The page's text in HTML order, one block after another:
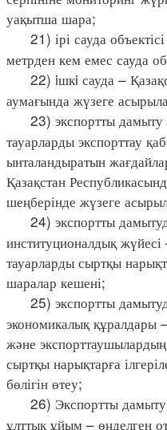
уақытша шара;
21) ірі сауда
метрден кем емес сауда
22) iшкi сауда –
аумағында жүзеге
23) экспортты дамыту
тауарларды экспорттау
ынталандыратын
Қазақстан
шеңберінде жүзеге
24) экспортты
институционалдық
тауарларды сыртқы
шаралар кешені;
25) экспортты
экономикалық құралдары
және
сыртқы нарықтарға
бөлігін өтеу;
26) Экспортты дамыту
ұлттық ұйым – өңделген